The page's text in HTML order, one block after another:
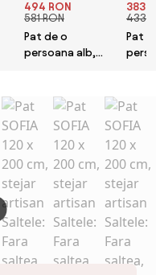
494 RON
581 RON
Pat de o
persoana alb,
Saltele: Fara
pat: Cu lamele
curbate
383
433
Pat
pat: